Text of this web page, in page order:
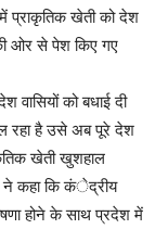
प्राकृतिक खेती को देश
ओर से पेश किए गए
वासियों को बधाई दी
रहा है उसे अब पूरे देश
खेती खुशहाल
ने कहा कि कंेद्रीय
होने के साथ प्रदेश में